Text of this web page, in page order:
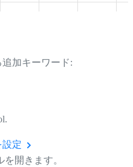
加キーワード:
定
開きます。